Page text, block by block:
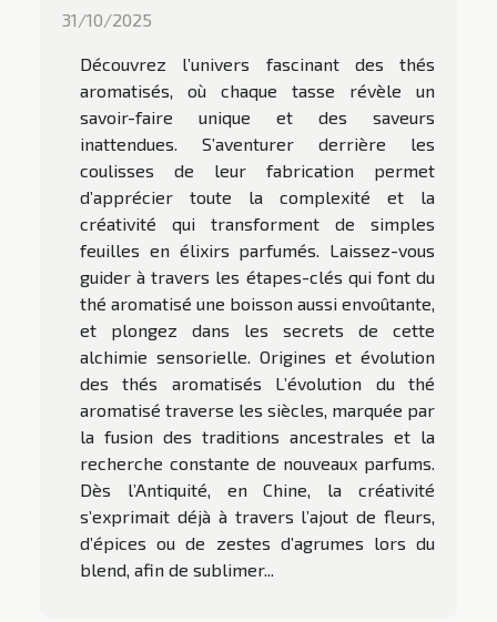
31/10/2025
Découvrez l’univers fascinant des thés
aromatisés, où chaque tasse révèle un
savoir-faire unique et des saveurs
inattendues. S’aventurer derrière les
coulisses de leur fabrication permet
d’apprécier toute la complexité et la
créativité qui transforment de simples
feuilles en élixirs parfumés. Laissez-vous
guider à travers les étapes-clés qui font du
thé aromatisé une boisson aussi envoûtante,
et plongez dans les secrets de cette
alchimie sensorielle. Origines et évolution
des thés aromatisés L’évolution du thé
aromatisé traverse les siècles, marquée par
la fusion des traditions ancestrales et la
recherche constante de nouveaux parfums.
Dès l’Antiquité, en Chine, la créativité
s’exprimait déjà à travers l’ajout de fleurs,
d’épices ou de zestes d’agrumes lors du
blend, afin de sublimer...